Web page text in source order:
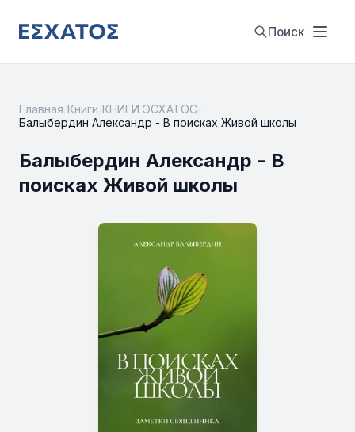
Поиск
Главная Книги КНИГИ ЭСХАТОС
Балыбердин Александр - В поисках Живой школы
Балыбердин Александр - В
поисках Живой школы